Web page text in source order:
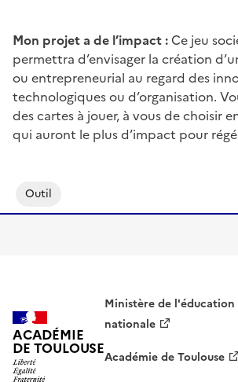
Mon projet a de l’impact : Ce jeu
permettra d’envisager la création
ou entrepreneurial au regard des
technologiques ou d’organisation.
des cartes à jouer, à vous de choisir
qui auront le plus d’impact pour
Outil
ACADÉMIE
DE TOULOUSE
Ministère de l'éducation
nationale
Académie de Toulouse